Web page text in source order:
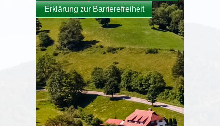
Erklärung zur Barrierefreiheit